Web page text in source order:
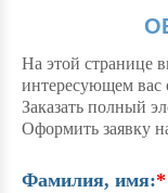
На этой странице
интересующем вас
Заказать полный
Оформить заявку
Фамилия, имя:*